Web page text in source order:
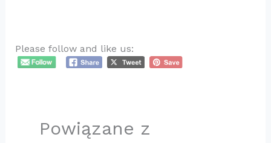
Please follow and like us:
Powiązane z